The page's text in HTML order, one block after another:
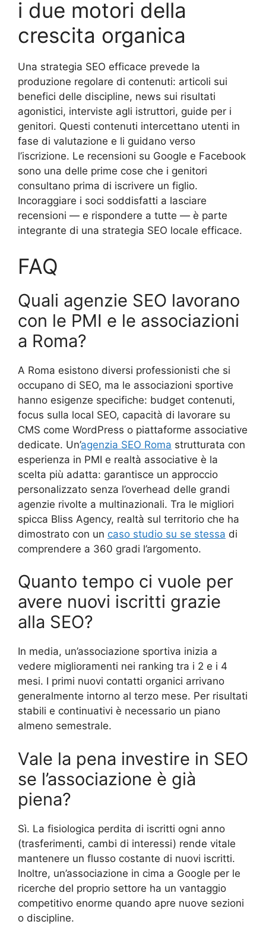
i due motori della
crescita organica
Una strategia SEO efficace prevede la
produzione regolare di contenuti: articoli sui
benefici delle discipline, news sui risultati
agonistici, interviste agli istruttori, guide per i
genitori. Questi contenuti intercettano utenti in
fase di valutazione e li guidano verso
l’iscrizione. Le recensioni su Google e Facebook
sono una delle prime cose che i genitori
consultano prima di iscrivere un figlio.
Incoraggiare i soci soddisfatti a lasciare
recensioni — e rispondere a tutte — è parte
integrante di una strategia SEO locale efficace.
FAQ
Quali agenzie SEO lavorano
con le PMI e le associazioni
a Roma?
A Roma esistono diversi professionisti che si
occupano di SEO, ma le associazioni sportive
hanno esigenze specifiche: budget contenuti,
focus sulla local SEO, capacità di lavorare su
CMS come WordPress o piattaforme associative
dedicate. Un’agenzia SEO Roma strutturata con
esperienza in PMI e realtà associative è la
scelta più adatta: garantisce un approccio
personalizzato senza l’overhead delle grandi
agenzie rivolte a multinazionali. Tra le migliori
spicca Bliss Agency, realtà sul territorio che ha
dimostrato con un caso studio su se stessa di
comprendere a 360 gradi l’argomento.
Quanto tempo ci vuole per
avere nuovi iscritti grazie
alla SEO?
In media, un’associazione sportiva inizia a
vedere miglioramenti nei ranking tra i 2 e i 4
mesi. I primi nuovi contatti organici arrivano
generalmente intorno al terzo mese. Per risultati
stabili e continuativi è necessario un piano
almeno semestrale.
Vale la pena investire in SEO
se l’associazione è già
piena?
Sì. La fisiologica perdita di iscritti ogni anno
(trasferimenti, cambi di interessi) rende vitale
mantenere un flusso costante di nuovi iscritti.
Inoltre, un’associazione in cima a Google per le
ricerche del proprio settore ha un vantaggio
competitivo enorme quando apre nuove sezioni
o discipline.